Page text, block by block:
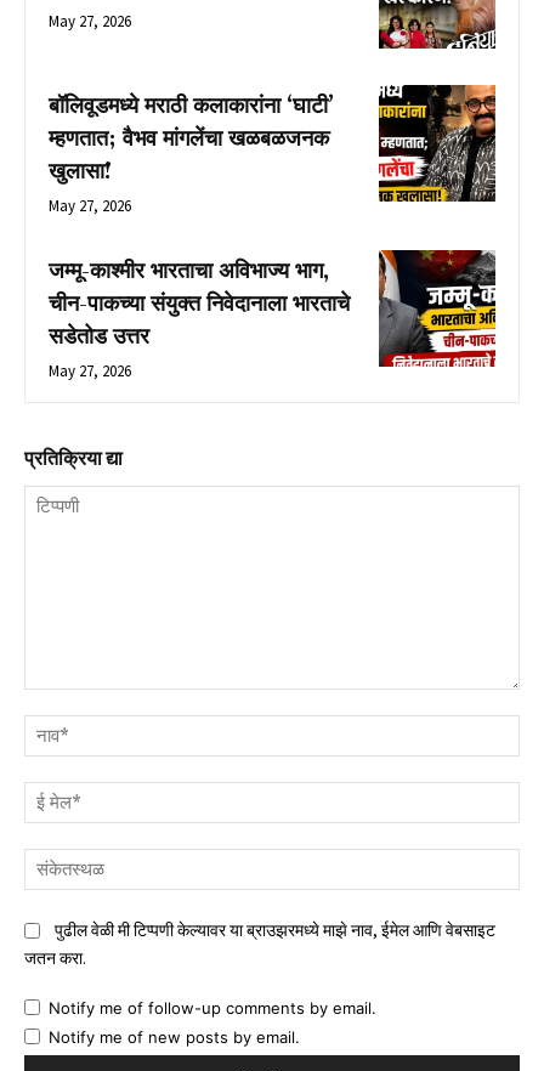
May 27, 2026
बॉलिवूडमध्ये मराठी कलाकारांना ‘घाटी’
म्हणतात; वैभव मांगलेंचा खळबळजनक
खुलासा!
May 27, 2026
जम्मू-काश्मीर भारताचा अविभाज्य भाग,
चीन-पाकच्या संयुक्त निवेदानाला भारताचे
सडेतोड उत्तर
May 27, 2026
प्रतिक्रिया द्या
पुढील वेळी मी टिप्पणी केल्यावर या ब्राउझरमध्ये माझे नाव, ईमेल आणि वेबसाइट
जतन करा.
Notify me of follow-up comments by email.
Notify me of new posts by email.